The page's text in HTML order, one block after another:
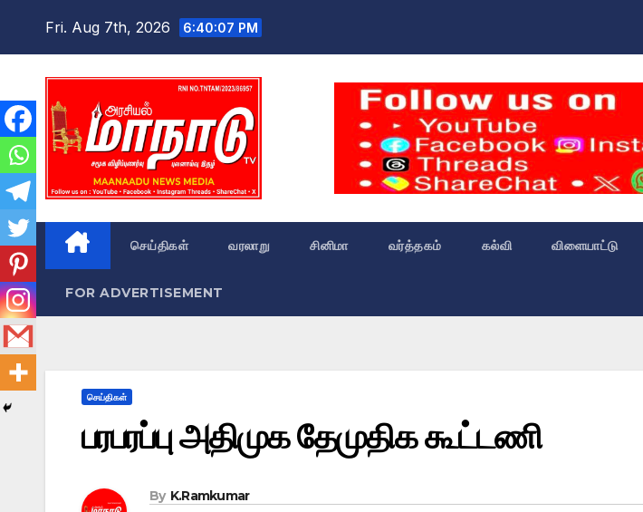
Fri. Aug 7th, 2026 6:40:08 PM
செய்திகள் வரலாறு சினிமா வர்த்தகம் கல்வி விளையாட்டு
FOR ADVERTISEMENT
செய்திகள்
பரபரப்பு அதிமுக தேமுதிக கூட்டணி
By K.Ramkumar